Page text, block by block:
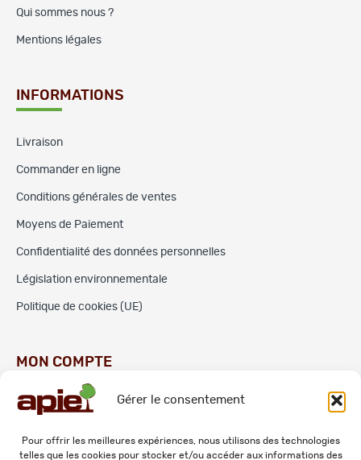
Gérer le consentement
Pour offrir les meilleures expériences, nous utilisons des technologies
telles que les cookies pour stocker et/ou accéder aux informations des
Qui sommes nous ?
Mentions légales
INFORMATIONS
Livraison
Commander en ligne
Conditions générales de ventes
Moyens de Paiement
Confidentialité des données personnelles
Législation environnementale
Politique de cookies (UE)
MON COMPTE
Commandes
Adresses